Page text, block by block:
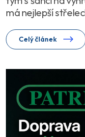
má nejlepší
Celý článek